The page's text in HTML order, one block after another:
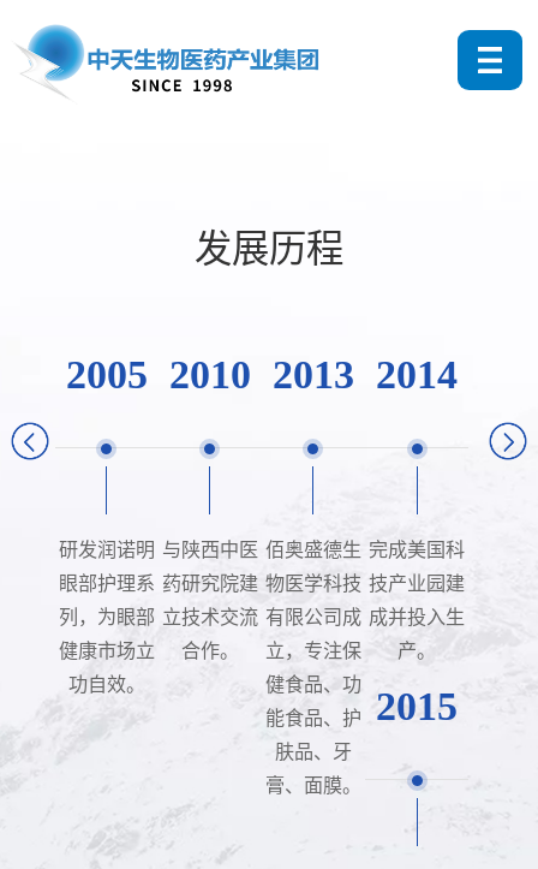
发展历程
2005
研发润诺明
眼部护理系
列，为眼部
健康市场立
功自效。
2010
与陕西中医
药研究院建
立技术交流
合作。
2013
佰奥盛德生
物医学科技
有限公司成
立，专注保
健食品、功
能食品、护
肤品、牙
膏、面膜。
2014
完成美国科
技产业园建
成并投入生
产。
2015